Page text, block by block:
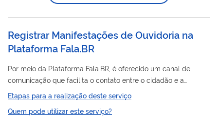
Registrar Manifestações de Ouvidoria na
Plataforma Fala.BR
Por meio da Plataforma Fala.BR, é oferecido um canal de
comunicação que facilita o contato entre o cidadão e a
Administração Pública Federal, sendo possível o recebimento,
tramitação e oferecimento de resposta a manifestações de
ouvidoria encaminhadas pelos cidadãos à Funai, como
Etapas para a realização deste serviço
Quem pode utilizar este serviço?